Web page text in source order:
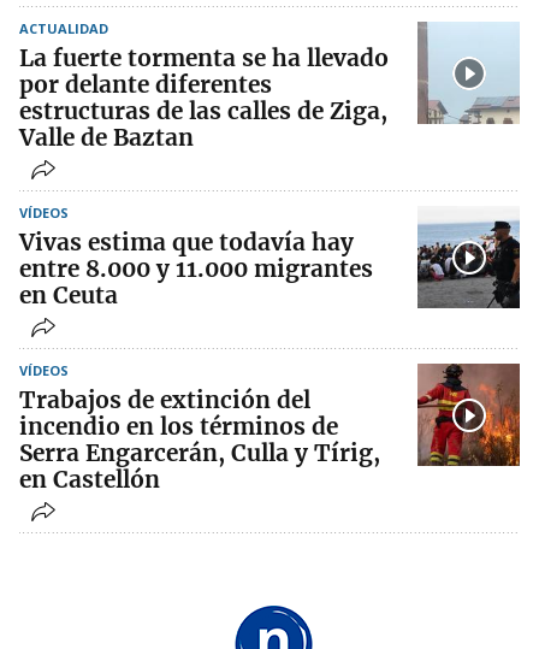
ACTUALIDAD
La fuerte tormenta se ha llevado
por delante diferentes
estructuras de las calles de Ziga,
Valle de Baztan
VÍDEOS
Vivas estima que todavía hay
entre 8.000 y 11.000 migrantes
en Ceuta
VÍDEOS
Trabajos de extinción del
incendio en los términos de
Serra Engarcerán, Culla y Tírig,
en Castellón